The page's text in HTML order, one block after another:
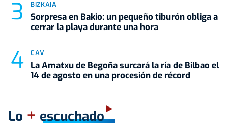
BIZKAIA
Sorpresa en Bakio: un pequeño tiburón obliga a
cerrar la playa durante una hora
CAV
La Amatxu de Begoña surcará la ría de Bilbao el
14 de agosto en una procesión de récord
Lo + escuchado